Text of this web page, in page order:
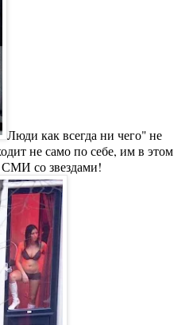
Люди как всегда ни чего" не
не само по себе, им в этом
СМИ со звездами!